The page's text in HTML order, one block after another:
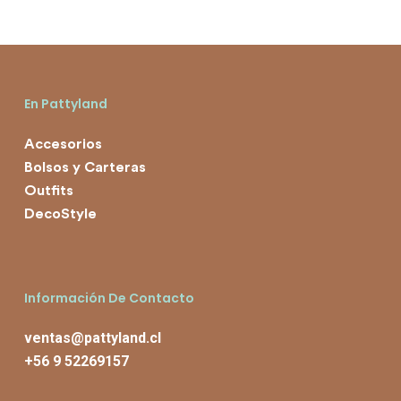
En Pattyland
Accesorios
Bolsos y Carteras
Outfits
DecoStyle
Información De Contacto
ventas@pattyland.cl
+56 9 52269157